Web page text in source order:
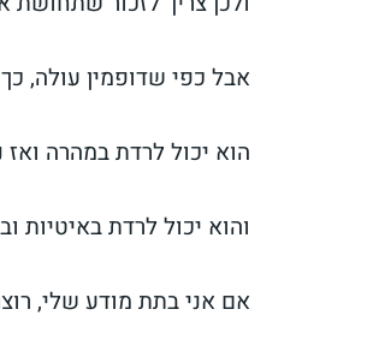
אבל כפי שדופמין עולה,
הוא יכול לרדת במהרה ואז
והוא יכול לרדת באיטיות
אם אני בתת מודע שלי,